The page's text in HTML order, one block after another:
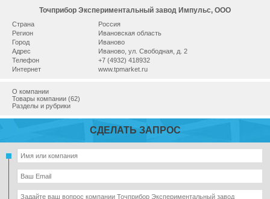
Точприбор Экспериментальный завод Импульс, ООО
Страна
Россия
Регион
Ивановская область
Город
Иваново
Адрес
Иваново, ул. Свободная, д. 2
Телефон
+7 (4932) 418932
Интернет
www.tpmarket.ru
О компании
Товары компании (62)
Разделы и рубрики
СДЕЛАТЬ ЗАПРОС